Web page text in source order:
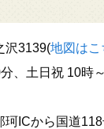
沢3139(地図はこ
、土日祝 10時
ICから国道118